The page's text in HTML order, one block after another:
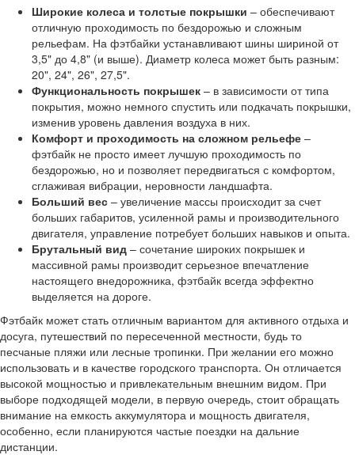
Широкие колеса и толстые покрышки – обеспечивают
отличную проходимость по бездорожью и сложным
рельефам. На фэтбайки устанавливают шины шириной от
3,5" до 4,8" (и выше). Диаметр колеса может быть разным:
20", 24", 26", 27,5".
Функциональность покрышек – в зависимости от типа
покрытия, можно немного спустить или подкачать покрышки,
изменив уровень давления воздуха в них.
Комфорт и проходимость на сложном рельефе –
фэтбайк не просто имеет лучшую проходимость по
бездорожью, но и позволяет передвигаться с комфортом,
сглаживая вибрации, неровности ландшафта.
Больший вес – увеличение массы происходит за счет
больших габаритов, усиленной рамы и производительного
двигателя, управление потребует больших навыков и опыта.
Брутальный вид – сочетание широких покрышек и
массивной рамы производит серьезное впечатление
настоящего внедорожника, фэтбайк всегда эффектно
выделяется на дороге.
Фэтбайк может стать отличным вариантом для активного отдыха и
досуга, путешествий по пересеченной местности, будь то
песчаные пляжи или лесные тропинки. При желании его можно
использовать и в качестве городского транспорта. Он отличается
высокой мощностью и привлекательным внешним видом. При
выборе подходящей модели, в первую очередь, стоит обращать
внимание на емкость аккумулятора и мощность двигателя,
особенно, если планируются частые поездки на дальние
дистанции.